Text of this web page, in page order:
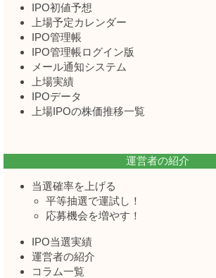
IPO初値予想
上場予定カレンダー
IPO管理帳
IPO管理帳ログイン版
メール通知システム
上場実績
IPOデータ
上場IPOの株価推移一覧
運営者の紹介
当選確率を上げる
平等抽選で運試し！
応募機会を増やす！
IPO当選実績
運営者の紹介
コラム一覧